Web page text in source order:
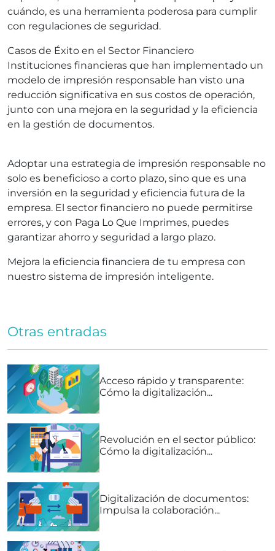
cuándo, es una herramienta poderosa para cumplir
con regulaciones de seguridad.
Casos de Éxito en el Sector Financiero
Instituciones financieras que han implementado un
modelo de impresión responsable han visto una
reducción significativa en sus costos de operación,
junto con una mejora en la seguridad y la eficiencia
en la gestión de documentos.
Adoptar una estrategia de impresión responsable no
solo es beneficioso a corto plazo, sino que es una
inversión en la seguridad y eficiencia futura de la
empresa. El sector financiero no puede permitirse
errores, y con Paga Lo Que Imprimes, puedes
garantizar ahorro y seguridad a largo plazo.
Mejora la eficiencia financiera de tu empresa con
nuestro sistema de impresión inteligente.
Otras entradas
Acceso rápido y transparente:
Cómo la digitalización...
Revolución en el sector público:
Cómo la digitalización...
Digitalización de documentos:
Impulsa la colaboración...